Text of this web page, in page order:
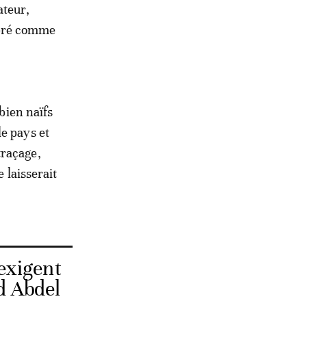
comme
naïfs
pays et
laisserait
Abdel